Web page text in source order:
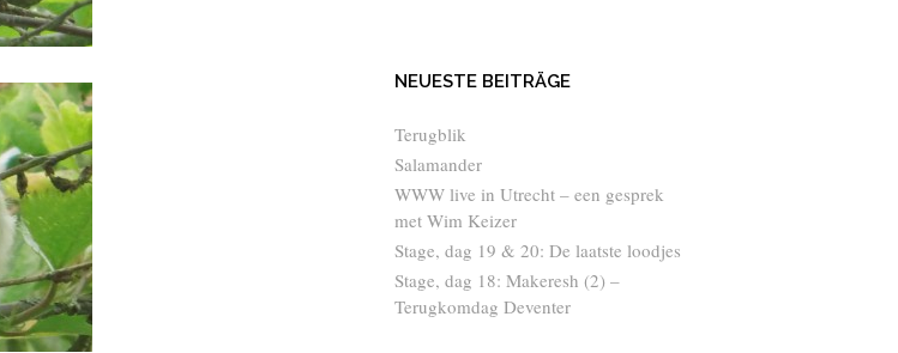
NEUESTE BEITRÄGE
Terugblik
Salamander
WWW live in Utrecht – een gesprek
met Wim Keizer
Stage, dag 19 & 20: De laatste loodjes
Stage, dag 18: Makeresh (2) –
Terugkomdag Deventer